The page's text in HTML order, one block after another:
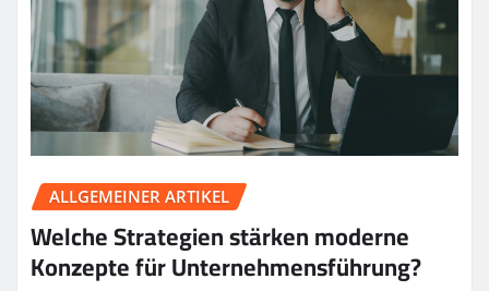
ALLGEMEINER ARTIKEL
Welche Strategien stärken moderne
Konzepte für Unternehmensführung?